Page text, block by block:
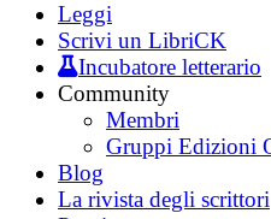
Leggi
Scrivi un LibriCK
Incubatore letterario
Community
Membri
Gruppi Edizioni
Blog
La rivista degli scrittori